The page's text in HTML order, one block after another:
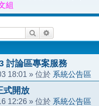
組
搜尋
討論區專案服務
18:01 » 位於 系統公告區
式開放
12:26 » 位於 系統公告區